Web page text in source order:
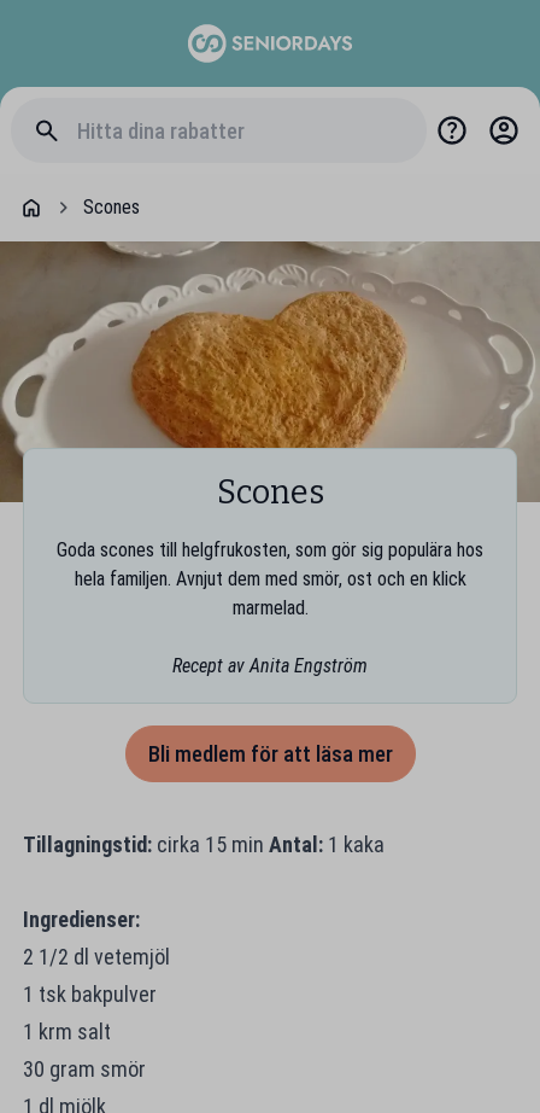
Scones
Scones
Goda scones till helgfrukosten, som gör sig populära hos
hela familjen. Avnjut dem med smör, ost och en klick
marmelad.
Recept av Anita Engström
Bli medlem för att läsa mer
Tillagningstid:cirka 15 min Antal:1 kaka
Ingredienser:
2 1/2 dl vetemjöl
1 tsk bakpulver
1 krm salt
30 gram smör
1 dl mjölk